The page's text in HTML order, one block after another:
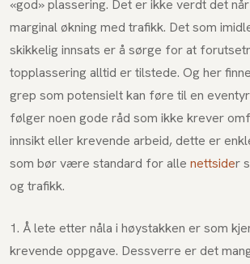
«god» plassering. Det er ikke verdt det
marginal økning med trafikk. Det som
skikkelig innsats er å sørge for at
topplassering alltid er tilstede. Og her
grep som potensielt kan føre til en
følger noen gode råd som ikke krever
innsikt eller krevende arbeid, dette er
som bør være standard for alle nettsider
og trafikk.
1. Å lete etter nåla i høystakken er som
krevende oppgave. Dessverre er det